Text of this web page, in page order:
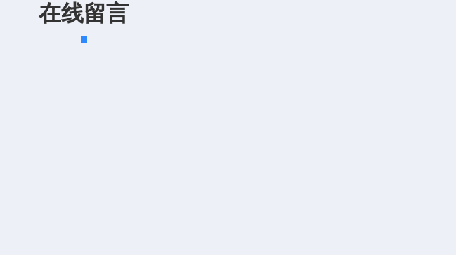
在线留言